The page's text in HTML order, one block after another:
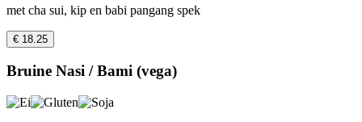
met cha sui, kip en babi pangang spek
€ 18.25
Bruine Nasi / Bami (vega)